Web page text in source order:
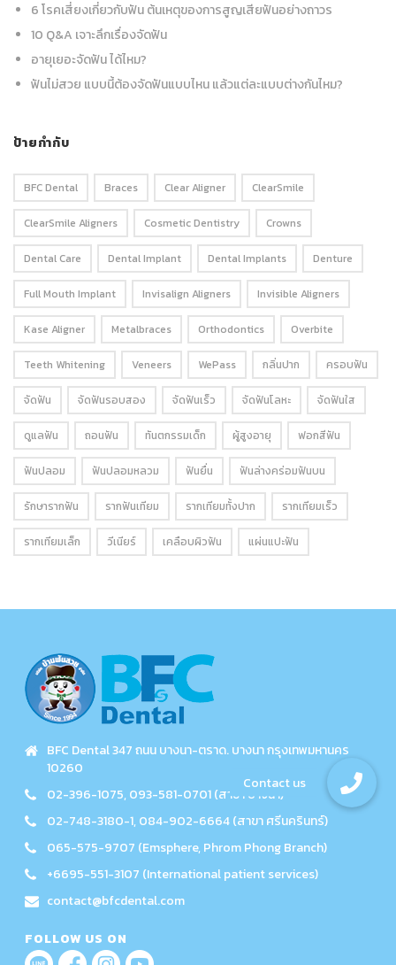
6 โรคเสี่ยงเกี่ยวกับฟัน ต้นเหตุของการสูญเสียฟันอย่างถาวร
10 Q&A เจาะลึกเรื่องจัดฟัน
อายุเยอะจัดฟัน ได้ไหม?
ฟันไม่สวย แบบนี้ต้องจัดฟันแบบไหน แล้วแต่ละแบบต่างกันไหม?
ป้ายกำกับ
BFC Dental Braces Clear Aligner ClearSmile
ClearSmile Aligners Cosmetic Dentistry Crowns
Dental Care Dental Implant Dental Implants Denture
Full Mouth Implant Invisalign Aligners Invisible Aligners
Kase Aligner Metalbraces Orthodontics Overbite
Teeth Whitening Veneers WePass กลิ่นปาก ครอบฟัน
จัดฟัน จัดฟันรอบสอง จัดฟันเร็ว จัดฟันโลหะ จัดฟันใส
ดูแลฟัน ถอนฟัน ทันตกรรมเด็ก ผู้สูงอายุ ฟอกสีฟัน
ฟันปลอม ฟันปลอมหลวม ฟันยื่น ฟันล่างคร่อมฟันบน
รักษารากฟัน รากฟันเทียม รากเทียมทั้งปาก รากเทียมเร็ว
รากเทียมเล็ก วีเนียร์ เคลือบผิวฟัน แผ่นแปะฟัน
BFC Dental 347 ถนน บางนา-ตราด. บางนา กรุงเทพมหานคร
10260
02-396-1075, 093-581-0701 (สาขา บางนา)
02-748-3180-1, 084-902-6664 (สาขา ศรีนครินทร์)
065-575-9707 (Emsphere, Phrom Phong Branch)
+6695-551-3107 (International patient services)
contact@bfcdental.com
FOLLOW US ON